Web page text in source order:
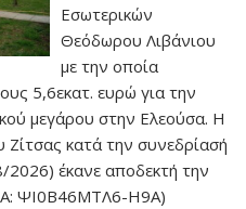
Εσωτερικών
Θεόδωρου Λιβάνιου
με την οποία
5,6εκατ. ευρώ για την
μεγάρου στην Ελεούσα. Η
κατά την συνεδρίασή
έκανε αποδεκτή την
ΨΙ0Β46ΜΤΛ6-Η9Α)